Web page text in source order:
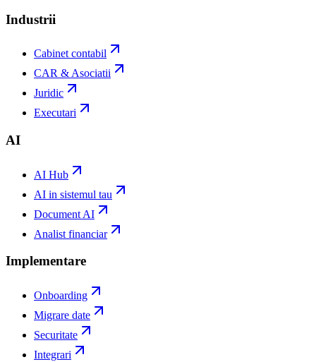
Industrii
Cabinet contabil
CAR & Asociatii
Juridic
Executari
AI
AI Hub
AI in sistemul tau
Document AI
Analist financiar
Implementare
Onboarding
Migrare date
Securitate
Integrari